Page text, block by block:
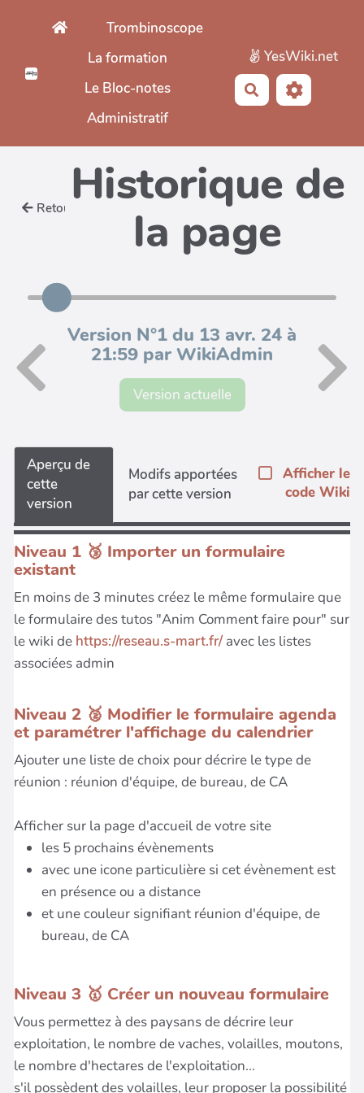
Aller au contenu principal
Trombinoscope
La formation
Le Bloc-notes
Administratif
YesWiki.net
Rechercher
Retour Historique de
la page
Version N°1 du 13 avr. 24 à
21:59 par WikiAdmin
Version actuelle
Aperçu de
cette
version
Modifs apportées
par cette version
Afficher le
code Wiki